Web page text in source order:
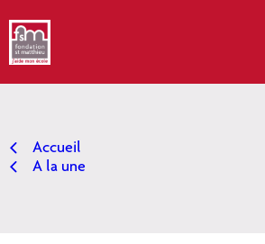
au
contenu
Accueil
A la une